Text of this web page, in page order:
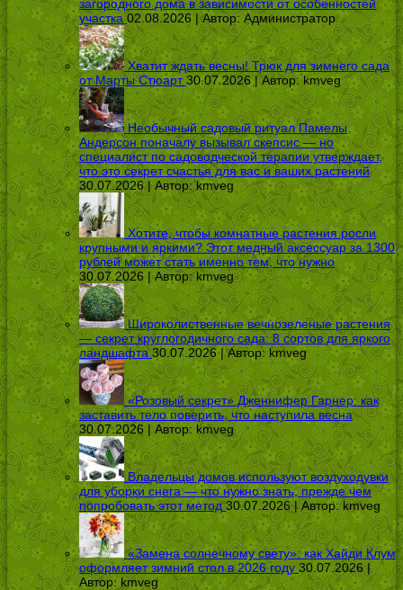
загородного дома в зависимости от особенностей
участка 02.08.2026 | Автор: Администратор
Хватит ждать весны! Трюк для зимнего сада
от Марты Стюарт 30.07.2026 | Автор:kmveg
Необычный садовый ритуал Памелы
Андерсон поначалу вызывал скепсис — но
специалист по садоводческой терапии утверждает,
что это секрет счастья для вас и ваших растений
30.07.2026 | Автор:kmveg
Хотите, чтобы комнатные растения росли
крупными и яркими? Этот медный аксессуар за 1300
рублей может стать именно тем, что нужно
30.07.2026 | Автор:kmveg
Широколиственные вечнозеленые растения
— секрет круглогодичного сада: 8 сортов для яркого
ландшафта 30.07.2026 | Автор:kmveg
«Розовый секрет» Дженнифер Гарнер: как
заставить тело поверить, что наступила весна
30.07.2026 | Автор: kmveg
Владельцы домов используют воздуходувки
для уборки снега — что нужно знать, прежде чем
попробовать этот метод 30.07.2026 | Автор:kmveg
«Замена солнечному свету»: как Хайди Клум
оформляет зимний стол в 2026 году 30.07.2026 |
Автор:kmveg